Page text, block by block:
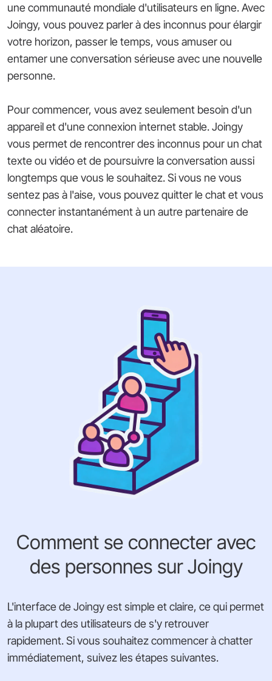
une communauté mondiale d'utilisateurs en ligne. Avec
Joingy, vous pouvez parler à des inconnus pour élargir
votre horizon, passer le temps, vous amuser ou
entamer une conversation sérieuse avec une nouvelle
personne.
Pour commencer, vous avez seulement besoin d'un
appareil et d'une connexion internet stable. Joingy
vous permet de rencontrer des inconnus pour un chat
texte ou vidéo et de poursuivre la conversation aussi
longtemps que vous le souhaitez. Si vous ne vous
sentez pas à l'aise, vous pouvez quitter le chat et vous
connecter instantanément à un autre partenaire de
chat aléatoire.
Comment se connecter avec
des personnes sur Joingy
L'interface de Joingy est simple et claire, ce qui permet
à la plupart des utilisateurs de s'y retrouver
rapidement. Si vous souhaitez commencer à chatter
immédiatement, suivez les étapes suivantes.